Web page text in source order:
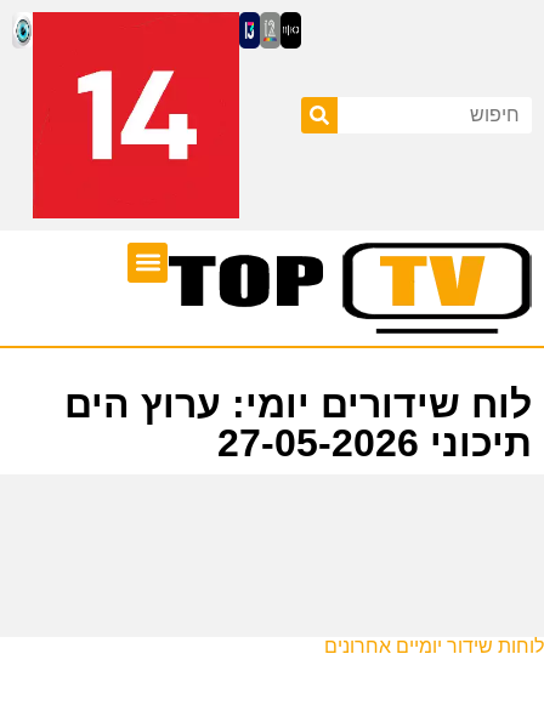
לוח שידורים יומי: ערוץ הים
תיכוני 27-05-2026
לוחות שידור יומיים אחרונים